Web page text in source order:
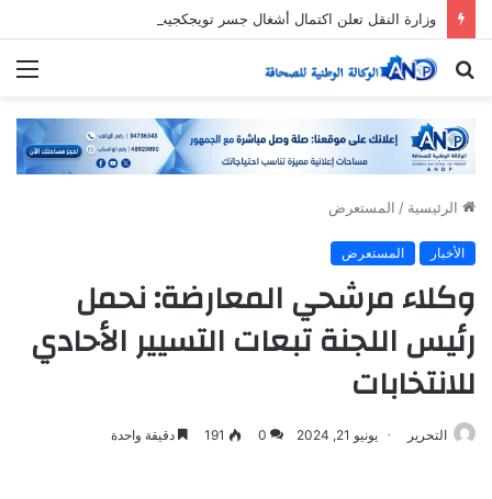
وزارة النقل تعلن اكتمال أشغال جسر تويجكجيت
بحث
الرئيسية / المستعرض
الأخبار المستعرض
وكلاء مرشحي المعارضة: نحمل
رئيس اللجنة تبعات التسيير الأحادي
للانتخابات
التحرير يونيو 21, 2024 0
191 دقيقة واحدة